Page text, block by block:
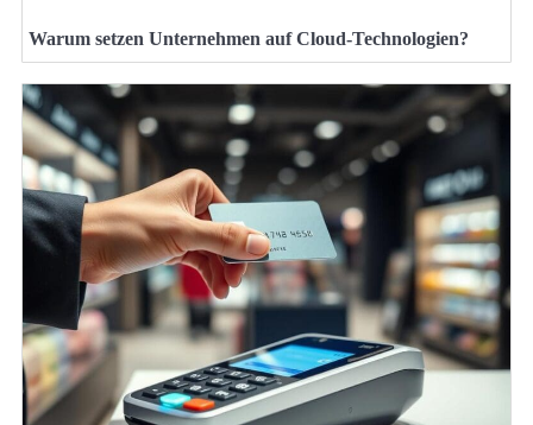
Warum setzen Unternehmen auf Cloud-Technologien?